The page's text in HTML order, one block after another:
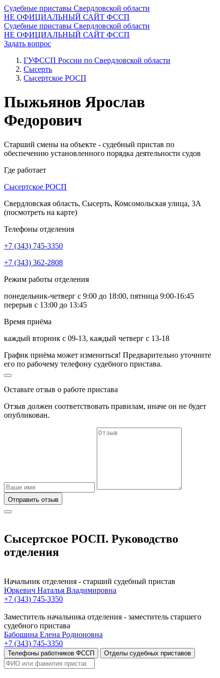
Судебные приставы Свердловской области
НЕ ОФИЦИАЛЬНЫЙ САЙТ ФССП
Судебные приставы Свердловской области
НЕ ОФИЦИАЛЬНЫЙ САЙТ ФССП
Задать вопрос
ГУФССП России по Свердловской области
Сысерть
Сысертское РОСП
Пыжьянов Ярослав
Федорович
Старший смены на объекте - судебный пристав по
обеспечению установленного порядка деятельности судов
Где работает
Сысертское РОСП
Свердловская область, Сысерть, Комсомольская улица, 3А
(посмотреть на карте)
Телефоны отделения
+7 (343) 745-3350
+7 (343) 362-2808
Режим работы отделения
понедельник-четверг с 9:00 до 18:00, пятница 9:00-16:45
перерыв с 13:00 до 13:45
Время приёма
каждый вторник с 09-13, каждый четверг с 13-18
График приёма может измениться! Предварительно уточните
его по рабочему телефону судебного пристава.
Оставьте отзыв о работе пристава
Отзыв должен соответствовать правилам, иначе он не будет
опубликован.
Отправить отзыв
Сысертское РОСП. Руководство
отделения
Начальник отделения - старший судебный пристав
Юркевич Наталья Владимировна
+7 (343) 745-3350
Заместитель начальника отделения - заместитель старшего
судебного пристава
Бабошина Елена Родионовна
+7 (343) 745-3350
Телефоны работников ФССП Отделы судебных приставов